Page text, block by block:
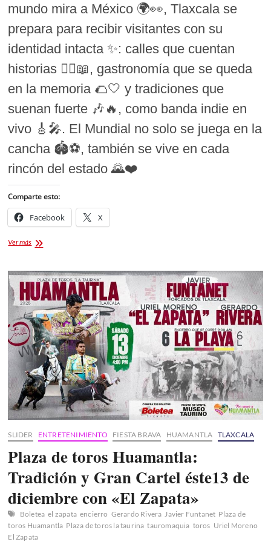
mundo mira a México 🌍👀, Tlaxcala se
prepara para recibir visitantes con su
identidad intacta ✨: calles que cuentan
historias 🚶‍♂️📖, gastronomía que se queda
en la memoria 🌮🤍 y tradiciones que
suenan fuerte 🎶🔥, como banda indie en
vivo 🎸🎤. El Mundial no solo se juega en la
cancha 🏟️⚽, también se vive en cada
rincón del estado 🌄❤️
Comparte esto:
Facebook X
Ver másMundial
en
Tlaxcala:
el
estado
que
se
prepara
para
recibir
al
mundo
SLIDER ENTRETENIMIENTO FIESTA BRAVA HUAMANTLA TLAXCALA
Plaza de toros Huamantla:
Tradición y Gran Cartel éste13 de
diciembre con «El Zapata»
Boletea el zapata encierro Gerardo Rivera Javier Funtanet Plaza de
toros Huamantla Plaza de toros la taurina tauromaquia toros Uriel Moreno
El Zapata